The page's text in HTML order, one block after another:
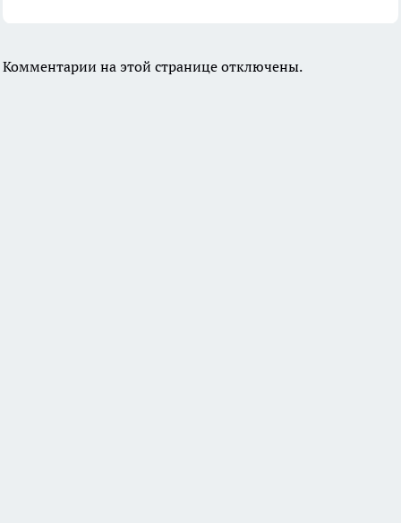
Комментарии на этой странице отключены.